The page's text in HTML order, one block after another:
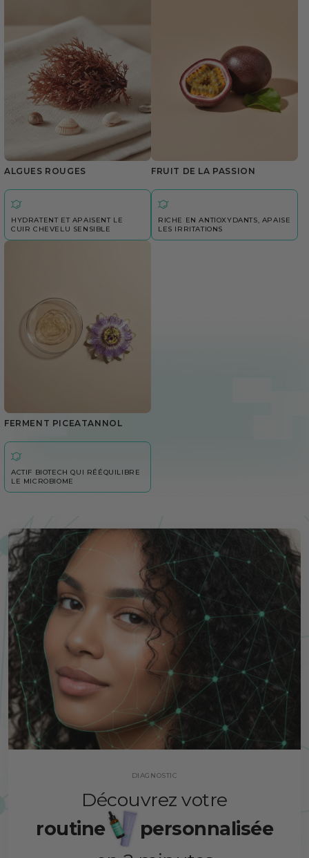
ALGUES ROUGES
HYDRATENT ET APAISENT LE
CUIR CHEVELU SENSIBLE
FRUIT DE LA PASSION
RICHE EN ANTIOXYDANTS, APAISE
LES IRRITATIONS
FERMENT PICEATANNOL
ACTIF BIOTECH QUI RÉÉQUILIBRE
LE MICROBIOME
DIAGNOSTIC
Découvrez votre
routine
personnalisée